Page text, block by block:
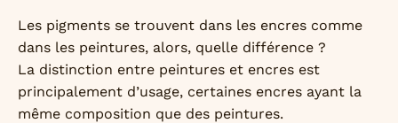
Les pigments se trouvent dans les encres comme
dans les peintures, alors, quelle différence ?
La distinction entre peintures et encres est
principalement d’usage, certaines encres ayant la
même composition que des peintures.